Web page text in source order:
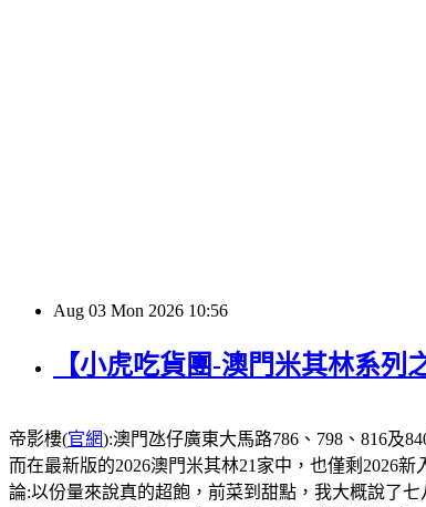
Aug 03 Mon 2026 10:56
【小虎吃貨團-澳門米其林系
帝影樓(官網):澳門氹仔廣東大馬路786、798、816及
而在最新版的2026澳門米其林21家中，也僅剩2026
論:以份量來說真的超飽，前菜到甜點，我大概說了